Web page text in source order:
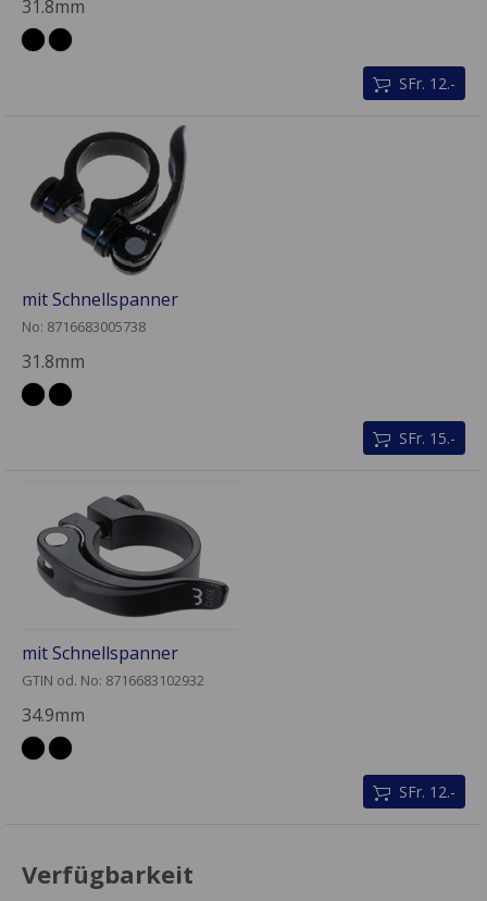
31.8mm
SFr. 12.-
mit Schnellspanner
No: 8716683005738
31.8mm
SFr. 15.-
mit Schnellspanner
GTIN od. No: 8716683102932
34.9mm
SFr. 12.-
Verfügbarkeit